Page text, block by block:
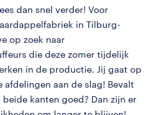
dan snel verder! Voor
in Tilburg-
op zoek naar
die deze zomer tijdelijk
in de productie. Jij gaat op
afdelingen aan de slag! Bevalt
kanten goed? Dan zijn er